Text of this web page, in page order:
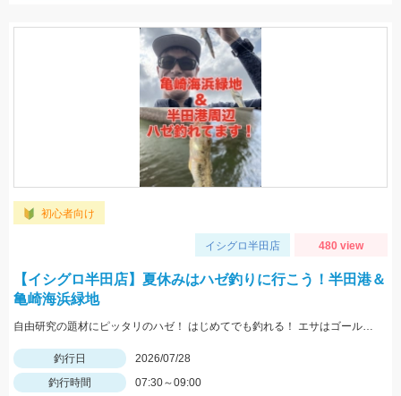
初心者向け
イシグロ半田店 480 view
【イシグロ半田店】夏休みはハゼ釣りに行こう！半田港＆
亀崎海浜緑地
自由研究の題材にピッタリのハゼ！ はじめてでも釣れる！ エサはゴールドイソメが最強！
釣行日
2026/07/28
釣行時間
07:30～09:00